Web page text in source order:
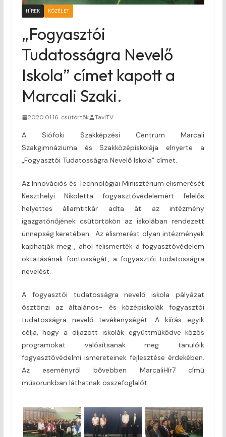
HÍREK KÖZÉLET
„Fogyasztói
Tudatosságra Nevelő
Iskola” címet kapott a
Marcali Szaki.
2020.01.16. csütörtök TaviTV
A Siófoki Szakképzési Centrum Marcali
Szakgimnáziuma és Szakközépiskolája elnyerte a
„Fogyasztói Tudatosságra Nevelő Iskola” címet.
Az Innovációs és Technológiai Minisztérium elismerését
Keszthelyi Nikoletta fogyasztóvédelemért felelős
helyettes államtitkár adta át az intézmény
igazgatónőjének csütörtökön az iskolában rendezett
ünnepség keretében. Az elismerést olyan intézmények
kaphatják meg , ahol felismerték a fogyasztóvédelem
oktatásának fontosságát, a fogyasztói tudatosságra
nevelést.
A fogyasztói tudatosságra nevelő iskola pályázat
ösztönzi az általános- és középiskolák fogyasztói
tudatosságra nevelő tevékenységét. A kiírás egyik
célja, hogy a díjazott iskolák együttműködve közös
programokat valósítsanak meg tanulóik
fogyasztóvédelmi ismereteinek fejlesztése érdekében.
Az eseményről bővebben MarcaliHír7 című
műsorunkban láthatnak összefoglalót.